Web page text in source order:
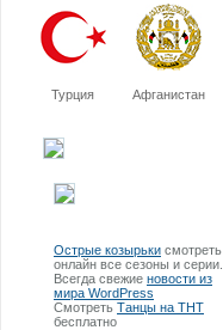
Турция Афганистан
Острые козырьки смотреть
онлайн все сезоны и серии.
Всегда свежие новости из
мира WordPress
Смотреть Танцы на ТНТ
бесплатно